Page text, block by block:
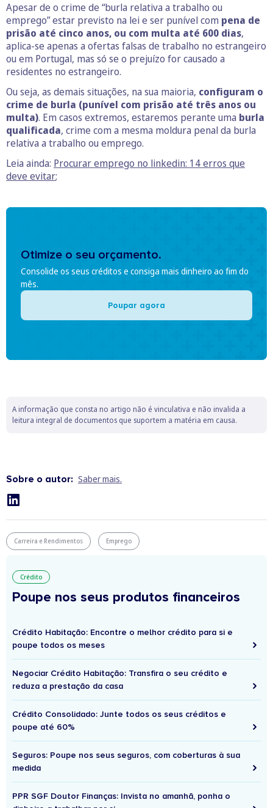
Apesar de o crime de “burla relativa a trabalho ou
emprego” estar previsto na lei e ser punível com pena de
prisão até cinco anos, ou com multa até 600 dias,
aplica-se apenas a ofertas falsas de trabalho no estrangeiro
ou em Portugal, mas só se o prejuízo for causado a
residentes no estrangeiro.
Ou seja, as demais situações, na sua maioria, configuram o
crime de burla (punível com prisão até três anos ou
multa). Em casos extremos, estaremos perante uma burla
qualificada, crime com a mesma moldura penal da burla
relativa a trabalho ou emprego.
Leia ainda: Procurar emprego no linkedin: 14 erros que
deve evitar;
Otimize o seu orçamento.
Consolide os seus créditos e consiga mais dinheiro ao fim do
mês.
Poupar agora
A informação que consta no artigo não é vinculativa e não invalida a
leitura integral de documentos que suportem a matéria em causa.
Sobre o autor: Saber mais.
Carreira e Rendimentos Emprego
Crédito
Poupe nos seus produtos financeiros
Crédito Habitação: Encontre o melhor crédito para si e
poupe todos os meses
Negociar Crédito Habitação: Transfira o seu crédito e
reduza a prestação da casa
Crédito Consolidado: Junte todos os seus créditos e
poupe até 60%
Seguros: Poupe nos seus seguros, com coberturas à sua
medida
PPR SGF Doutor Finanças: Invista no amanhã, ponha o